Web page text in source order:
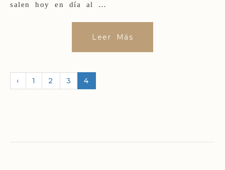
salen hoy en día al …
Leer Más
‹ 1 2 3 4